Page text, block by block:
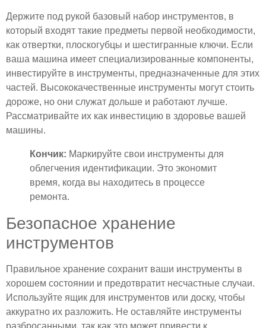
Держите под рукой базовый набор инструментов, в
который входят такие предметы первой необходимости,
как отвертки, плоскогубцы и шестигранные ключи. Если
ваша машина имеет специализированные компоненты,
инвестируйте в инструменты, предназначенные для этих
частей. Высококачественные инструменты могут стоить
дороже, но они служат дольше и работают лучше.
Рассматривайте их как инвестицию в здоровье вашей
машины.
Кончик: Маркируйте свои инструменты для
облегчения идентификации. Это экономит
время, когда вы находитесь в процессе
ремонта.
Безопасное хранение
инструментов
Правильное хранение сохранит ваши инструменты в
хорошем состоянии и предотвратит несчастные случаи.
Используйте ящик для инструментов или доску, чтобы
аккуратно их разложить. Не оставляйте инструменты
разбросанными, так как это может привести к